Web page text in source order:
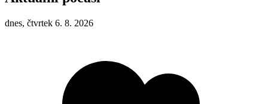
dnes, čtvrtek 6. 8. 2026